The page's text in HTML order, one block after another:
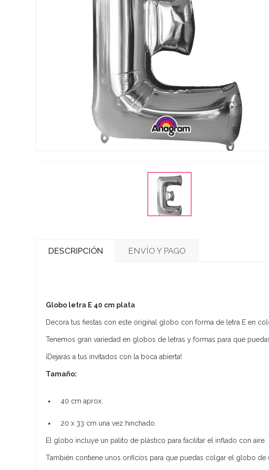
DESCRIPCIÓN ENVÍO Y PAGO
Globo letra E 40 cm plata
Decora tus fiestas con este original globo con forma de letra E en
Tenemos gran variedad en globos de letras y formas para que
¡Dejarás a tus invitados con la boca abierta!
Tamaño:
40 cm aprox.
20 x 33 cm una vez hinchado.
El globo incluye un palito de plástico para facilitar el inflado con aire.
También contiene unos orificios para que puedas colgar el globo de